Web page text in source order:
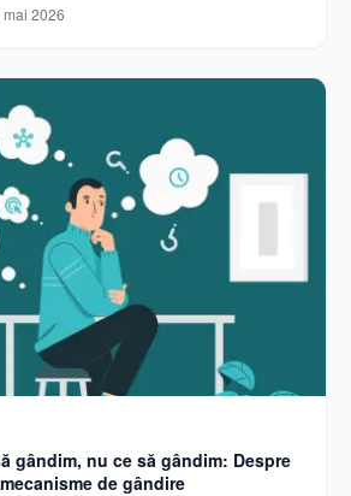
mai 2026
gândim, nu ce să gândim: Despre
de gândire